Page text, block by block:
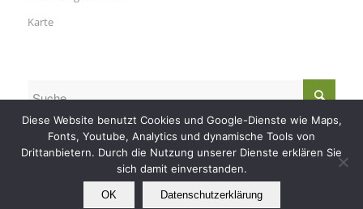
Karte
© Copyright - Nautilus Tauchreisen -RSS
Diese Website benutzt Cookies und Google-Dienste wie Maps,
Fonts, Youtube, Analytics und dynamische Tools von
Drittanbietern. Durch die Nutzung unserer Dienste erklären Sie
sich damit einverstanden.
OK Datenschutzerklärung